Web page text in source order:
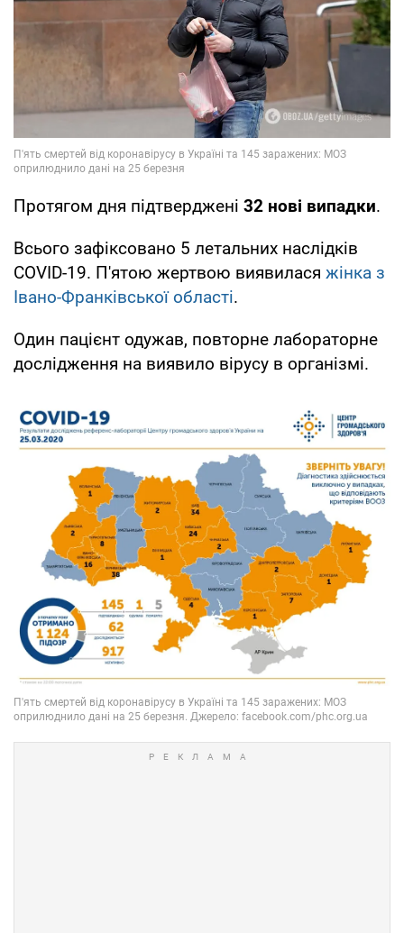
Протягом дня підтверджені 32 нові випадки.
Всього зафіксовано 5 летальних наслідків
COVID-19. П'ятою жертвою виявилася жінка з
Івано-Франківської області.
Один пацієнт одужав, повторне лабораторне
дослідження на виявило вірусу в організмі.